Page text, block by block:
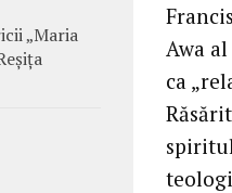
Awa
ca
„Maria